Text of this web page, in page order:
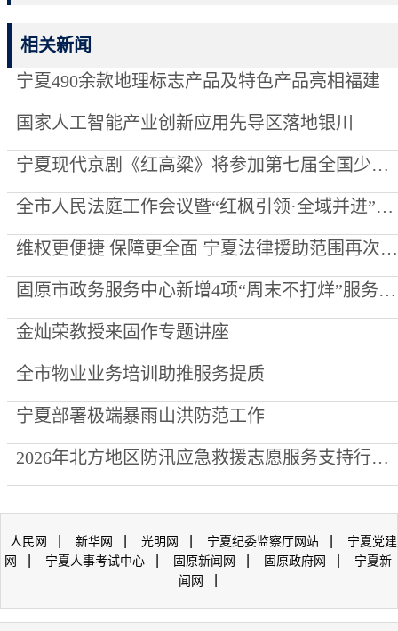
相关新闻
宁夏490余款地理标志产品及特色产品亮相福建
国家人工智能产业创新应用先导区落地银川
宁夏现代京剧《红高粱》将参加第七届全国少数民族文艺会演
全市人民法庭工作会议暨“红枫引领·全域并进”项目创建推进会召开
维权更便捷 保障更全面 宁夏法律援助范围再次“扩容”
固原市政务服务中心新增4项“周末不打烊”服务事项
金灿荣教授来固作专题讲座
全市物业业务培训助推服务提质
宁夏部署极端暴雨山洪防范工作
2026年北方地区防汛应急救援志愿服务支持行动走进泾源县
人民网 新华网 光明网 宁夏纪委监察厅网站
宁夏党建
网
宁夏人事考试中心 固原新闻网 固原政府网
宁夏新
闻网